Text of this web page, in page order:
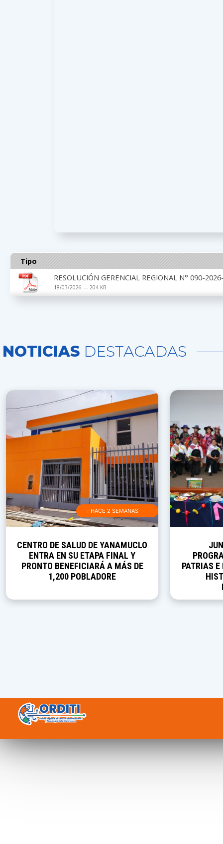
Tipo
RESOLUCIÓN GERENCIAL REGIONAL N° 090-
18/03/2026 — 204 KB
NOTICIAS DESTACADAS
≡ HACE 2 SEMANAS
CENTRO DE SALUD DE YANAMUCLO
ENTRA EN SU ETAPA FINAL Y
PRONTO BENEFICIARÁ A MÁS DE
1,200 POBLADORE
PATRIAS